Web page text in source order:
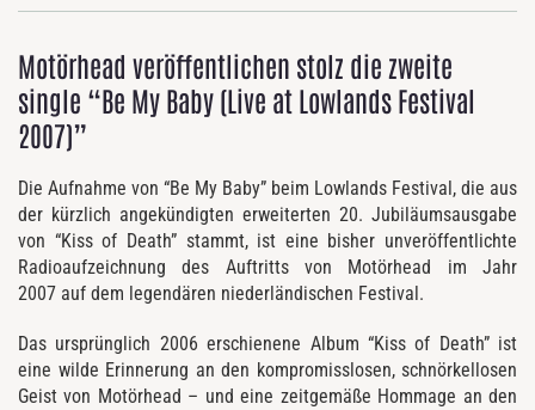
Motörhead veröffentlichen stolz die zweite
single “Be My Baby (Live at Lowlands Festival
2007)”
Die Aufnahme von “Be My Baby” beim Lowlands Festival, die aus
der kürzlich angekündigten erweiterten 20. Jubiläumsausgabe
von “Kiss of Death” stammt, ist eine bisher unveröffentlichte
Radioaufzeichnung des Auftritts von Motörhead im Jahr
2007 auf dem legendären niederländischen Festival.
Das ursprünglich 2006 erschienene Album “Kiss of Death” ist
eine wilde Erinnerung an den kompromisslosen, schnörkellosen
Geist von Motörhead – und eine zeitgemäße Hommage an den